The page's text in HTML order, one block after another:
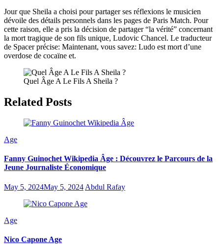
Jour que Sheila a choisi pour partager ses réflexions le musicien
dévoile des détails personnels dans les pages de Paris Match. Pour
cette raison, elle a pris la décision de partager “la vérité” concernant
la mort tragique de son fils unique, Ludovic Chancel. Le traducteur
de Spacer précise: Maintenant, vous savez: Ludo est mort d’une
overdose de cocaïne et.
Quel Âge A Le Fils A Sheila ?
Related Posts
Age
Fanny Guinochet Wikipedia Âge : Découvrez le Parcours de la
Jeune Journaliste Économique
May 5, 2024May 5, 2024 Abdul Rafay
Age
Nico Capone Age